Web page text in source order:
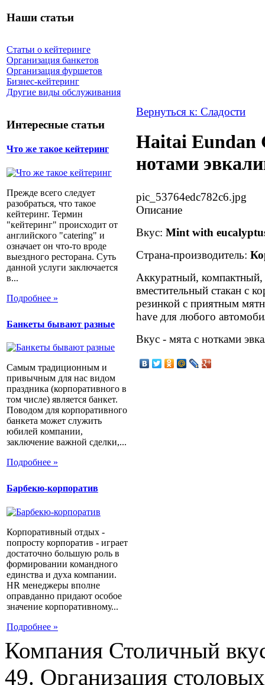
Наши статьи
Статьи о кейтеринге
Организация банкетов
Организация фуршетов
Бизнес-кейтеринг
Другие виды обслуживания
Интересные статьи
Что же такое кейтеринг
Прежде всего следует
разобраться, что такое
кейтеринг. Термин
"кейтеринг" происходит от
английского "catering" и
означает он что-то вроде
выездного ресторана. Суть
данной услуги заключается
в...
Подробнее »
Банкеты бывают разные
Самым традиционным и
привычным для нас видом
праздника (корпоративного в
том числе) является банкет.
Поводом для корпоративного
банкета может служить
юбилей компании,
заключение важной сделки,...
Подробнее »
Барбекю-корпоратив
Корпоративный отдых -
попросту корпоратив - играет
достаточно большую роль в
формировании командного
единства и духа компании.
HR менеджеры вполне
оправданно придают особое
значение корпоративному...
Подробнее »
Вернуться к: Сладости
Haitai Eundan
нотами
pic_53764edc782c6.jpg
Описание
Вкус: Mint with
Страна-производитель:
Аккуратный,
вместительный стакан с
резинкой с приятным
have для любого
Вкус - мята с нотками
Компания Столичный
49. Организация